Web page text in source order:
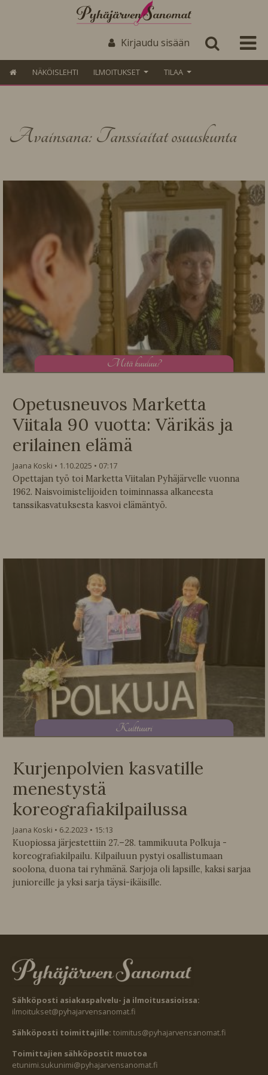
Kirjaudu sisään
NÄKÖISLEHTI ILMOITUKSET TILAA
Avainsana: Tanssiaitat osuuskunta
Mitä kuuluu?
Opetusneuvos Marketta
Viitala 90 vuotta: Värikäs ja
erilainen elämä
Jaana Koski 1.10.2025
07:17
Opettajan työ toi Marketta Viitalan Pyhäjärvelle vuonna
1962. Naisvoimistelijoiden toiminnassa alkaneesta
tanssikasvatuksesta kasvoi elämäntyö.
Kulttuuri
Kurjenpolvien kasvatille
menestystä
koreografiakilpailussa
Jaana Koski 6.2.2023
15:13
Kuopiossa järjestettiin 27.–28. tammikuuta Polkuja -
koreografiakilpailu. Kilpailuun pystyi osallistumaan
soolona, duona tai ryhmänä. Sarjoja oli lapsille, kaksi sarjaa
junioreille ja yksi sarja täysi-ikäisille.
Sähköposti asiakaspalvelu- ja ilmoitusasioissa:
ilmoitukset@pyhajarvensanomat.fi
Sähköposti toimittajille: toimitus@pyhajarvensanomat.fi
Toimittajien sähköpostit muotoa
etunimi.sukunimi@pyhajarvensanomat.fi